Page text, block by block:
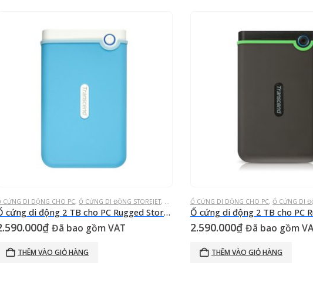
,Ổ CỨNG GẮN NGOÀI
CỨNG DI DỘNG CHO PC, Ổ CỨNG DI ĐỘNG STOREJET, Ổ CỨNG GẮN NGOÀI
Ổ cứng di động 2 TB cho PC Rugged StoreJet® 25M3B Xanh trời trắng USB 3.0
₫ Đã bao gồm VAT
THÊM VÀO GIỎ HÀNG
Ổ CỨNG DI DỘNG CHO PC, Ổ CỨNG DI
2.590.000₫ Đã bao gồm
THÊM VÀO GIỎ HÀNG